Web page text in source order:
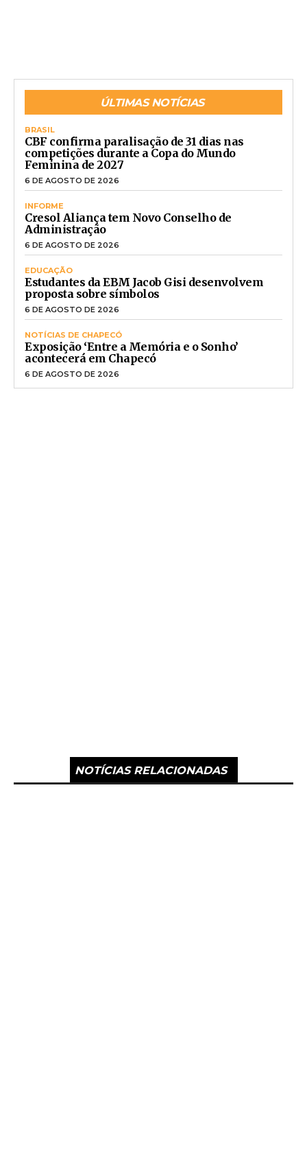
ÚLTIMAS NOTÍCIAS
BRASIL
CBF confirma paralisação de 31 dias nas
competições durante a Copa do Mundo
Feminina de 2027
6 DE AGOSTO DE 2026
INFORME
Cresol Aliança tem Novo Conselho de
Administração
6 DE AGOSTO DE 2026
EDUCAÇÃO
Estudantes da EBM Jacob Gisi desenvolvem
proposta sobre símbolos
6 DE AGOSTO DE 2026
NOTÍCIAS DE CHAPECÓ
Exposição ‘Entre a Memória e o Sonho’
acontecerá em Chapecó
6 DE AGOSTO DE 2026
NOTÍCIAS RELACIONADAS